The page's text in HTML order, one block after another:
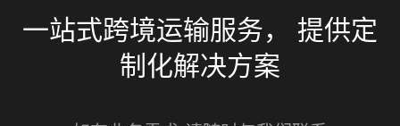
一站式跨境运输服务， 提供定
制化解决方案